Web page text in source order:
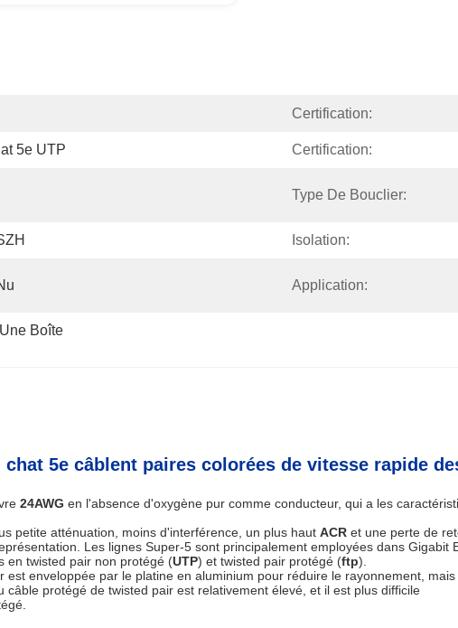
Certification:
5e UTP Certification:
Type De Bouclier:
Isolation:
Application:
Boîte
5e câblent paires colorées de vitesse rapide
24AWG en l'absence d'oxygène pur comme conducteur, qui a les
petite atténuation, moins d'interférence, un plus haut ACR et une perte de
Les lignes Super-5 sont principalement employées dans Gigabit
en twisted pair non protégé (UTP) et twisted pair protégé (ftp).
enveloppée par le platine en aluminium pour réduire le rayonnement,
protégé de twisted pair est relativement élevé, et il est plus difficile